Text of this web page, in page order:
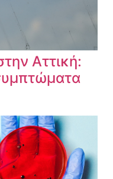
Αττική: